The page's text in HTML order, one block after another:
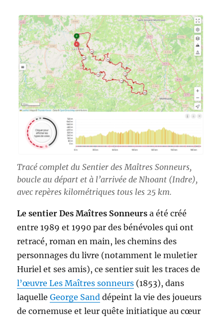
Tracé complet du Sentier des Maîtres Sonneurs,
boucle au départ et à l’arrivée de Nhoant (Indre),
avec repères kilométriques tous les 25 km.
Le sentier Des Maîtres Sonneurs a été créé
entre 1989 et 1990 par des bénévoles qui ont
retracé, roman en main, les chemins des
personnages du livre (notamment le muletier
Huriel et ses amis), ce sentier suit les traces de
l’œuvre Les Maîtres sonneurs (1853), dans
laquelleGeorge Sand dépeint la vie des joueurs
de cornemuse et leur quête initiatique au cœur